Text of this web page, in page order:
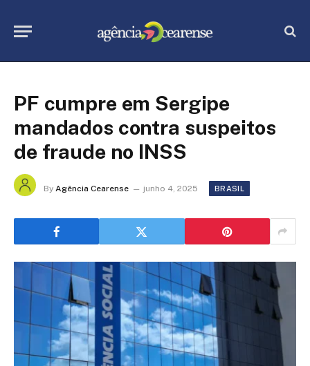
PF cumpre em Sergipe
mandados contra suspeitos
de fraude no INSS
By Agência Cearense junho 4, 2025 BRASIL